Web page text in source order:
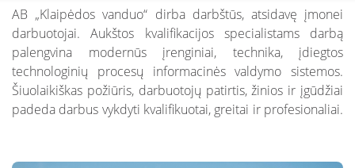
Atsiskaitymas už paslaugas
Sutarčių sudarymas
Kainos
Vandens apskaitos mazgo įrengimo
Apsaugos zonos
Žemės kasinėjimo darbų leidimo derinimas
Atsiskaitymas už paslaugas
Sutarčių sudarymas
DUK: Apskaitos prietaisai
DUK: Klientų aptarnavimas
DUK: Kainos
DUK: Sąskaitos, apmokėjimas
AB „Klaipėdos vanduo“ dirba darbštūs, atsidavę įmonei
darbuotojai. Aukštos kvalifikacijos specialistams darbą
palengvina modernūs įrenginiai, technika, įdiegtos
technologinių procesų informacinės valdymo sistemos.
Šiuolaikiškas požiūris, darbuotojų patirtis, žinios ir įgūdžiai
padeda darbus vykdyti kvalifikuotai, greitai ir profesionaliai.